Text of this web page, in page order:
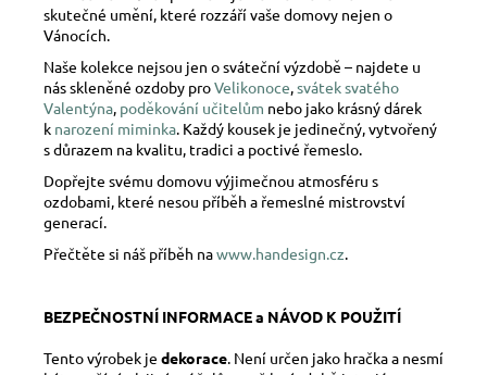
skutečné umění, které rozzáří vaše domovy nejen o
Vánocích.
Naše kolekce nejsou jen o sváteční výzdobě – najdete u
nás skleněné ozdoby proVelikonoce,svátek svatého
Valentýna, poděkování učitelům nebo jako krásný dárek
k narození miminka. Každý kousek je jedinečný, vytvořený
s důrazem na kvalitu, tradici a poctivé řemeslo.
Dopřejte svému domovu výjimečnou atmosféru s
ozdobami, které nesou příběh a řemeslné mistrovství
generací.
Přečtěte si náš příběh nawww.handesign.cz.
BEZPEČNOSTNÍ INFORMACE a NÁVOD K POUŽITÍ
Tento výrobek je dekorace. Není určen jako hračka a nesmí